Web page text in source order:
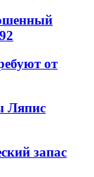
от
Ляпис
запас